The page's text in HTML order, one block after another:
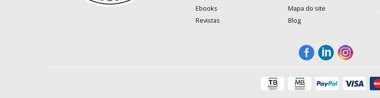
Ebooks
Revistas
Mapa do site
Blog